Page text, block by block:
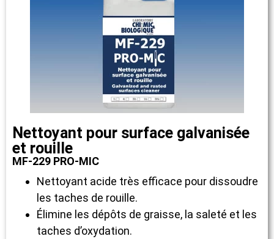
Nettoyant pour surface galvanisée
et rouille
MF-229 PRO-MIC
Nettoyant acide très efficace pour dissoudre
les taches de rouille.
Élimine les dépôts de graisse, la saleté et les
taches d’oxydation.